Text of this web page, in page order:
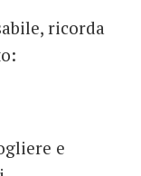
ricorda
e